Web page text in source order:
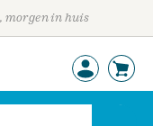
morgen in huis